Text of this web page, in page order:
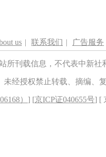
us | 联系我们 | 广告服务
所刊载信息，不代表中新
未经授权禁止转载、摘编、
） ] [京ICP证040655号] [